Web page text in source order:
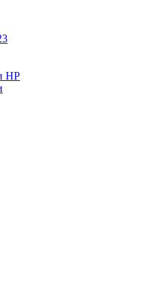
HP